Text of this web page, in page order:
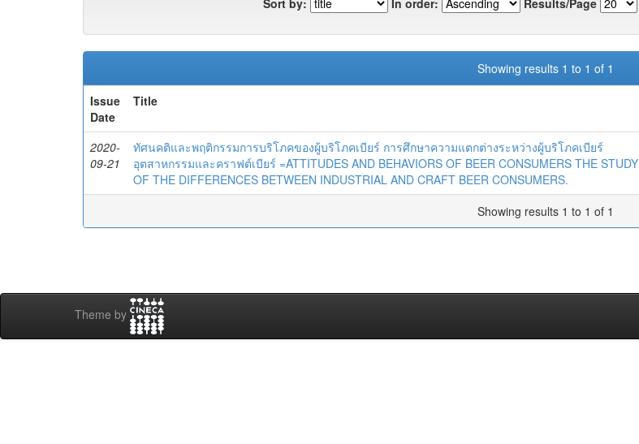
Showing results 1 to 1 of 1
Issue
Date
Title
2020-
09-21
ทัศนคติและพฤติกรรมการบริโภคของผู้บริโภคเบียร์ การศึกษาความแตกต่างระหว่างผู้บริโภคเบียร์
อุตสาหกรรมและคราฟต์เบียร์ =ATTITUDES AND BEHAVIORS OF BEER CONSUMERS THE STUDY
OF THE DIFFERENCES BETWEEN INDUSTRIAL AND CRAFT BEER CONSUMERS.
Showing results 1 to 1 of 1
Theme by